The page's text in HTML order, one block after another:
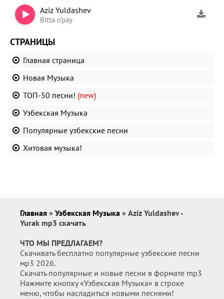
Aziz Yuldashev
Bitta o'pay
СТРАНИЦЫ
Главная страница
Новая Музыка
ТОП-50 песни! (new)
Узбекская Музыка
Популярные узбекские песни
Хитовая музыка!
Главная » Узбекская Музыка » Aziz Yuldashev -
Yurak mp3 скачать
ЧТО МЫ ПРЕДЛАГАЕМ?
Скачивать бесплатно популярные узбекские песни
мр3 2026.
Скачать популярные и новые песни в формате mp3
Нажмите кнопку «Узбекская Музыка» в строке
меню, чтобы насладиться новыми песнями!